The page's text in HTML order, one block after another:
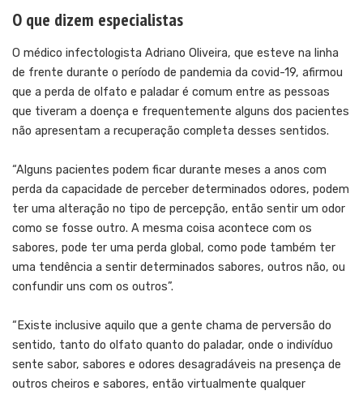
O que dizem especialistas
O médico infectologista Adriano Oliveira, que esteve na linha
de frente durante o período de pandemia da covid-19, afirmou
que a perda de olfato e paladar é comum entre as pessoas
que tiveram a doença e frequentemente alguns dos pacientes
não apresentam a recuperação completa desses sentidos.
“Alguns pacientes podem ficar durante meses a anos com
perda da capacidade de perceber determinados odores, podem
ter uma alteração no tipo de percepção, então sentir um odor
como se fosse outro. A mesma coisa acontece com os
sabores, pode ter uma perda global, como pode também ter
uma tendência a sentir determinados sabores, outros não, ou
confundir uns com os outros”.
“Existe inclusive aquilo que a gente chama de perversão do
sentido, tanto do olfato quanto do paladar, onde o indivíduo
sente sabor, sabores e odores desagradáveis na presença de
outros cheiros e sabores, então virtualmente qualquer